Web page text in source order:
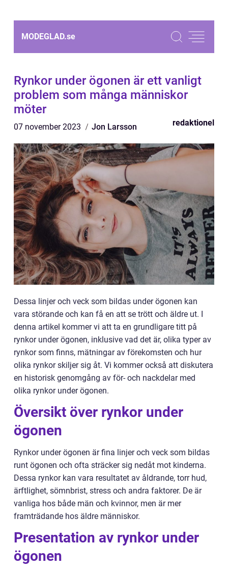
MODEGLAD.se
Rynkor under ögonen är ett vanligt
problem som många människor
möter
07 november 2023 Jon Larsson redaktionel
Dessa linjer och veck som bildas under ögonen kan
vara störande och kan få en att se trött och äldre ut. I
denna artikel kommer vi att ta en grundligare titt på
rynkor under ögonen, inklusive vad det är, olika typer av
rynkor som finns, mätningar av förekomsten och hur
olika rynkor skiljer sig åt. Vi kommer också att diskutera
en historisk genomgång av för- och nackdelar med
olika rynkor under ögonen.
Översikt över rynkor under
ögonen
Rynkor under ögonen är fina linjer och veck som bildas
runt ögonen och ofta sträcker sig nedåt mot kinderna.
Dessa rynkor kan vara resultatet av åldrande, torr hud,
ärftlighet, sömnbrist, stress och andra faktorer. De är
vanliga hos både män och kvinnor, men är mer
framträdande hos äldre människor.
Presentation av rynkor under
ögonen